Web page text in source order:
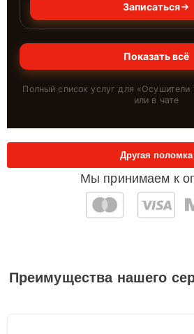
Записаться
Показать всё
Полный список услуг для «Осушители
или в чате
Мы принимаем к
Другая поломка
Преимущества нашего